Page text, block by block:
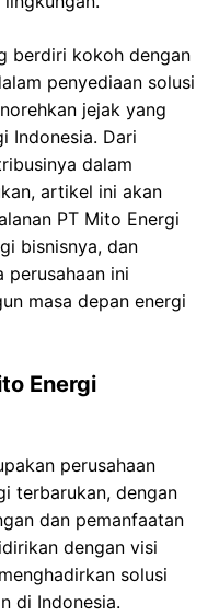
berdiri kokoh dengan
penyediaan solusi
jejak yang
Indonesia. Dari
dalam
artikel ini akan
PT Mito Energi
bisnisnya, dan
perusahaan ini
masa depan energi
Energi
perusahaan
terbarukan, dengan
dan pemanfaatan
dengan visi
solusi
di Indonesia.